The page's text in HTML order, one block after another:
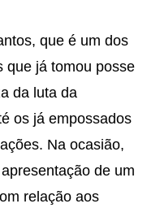
que é um dos
que já tomou posse
da luta da
os já empossados
Na ocasião,
de um
relação aos